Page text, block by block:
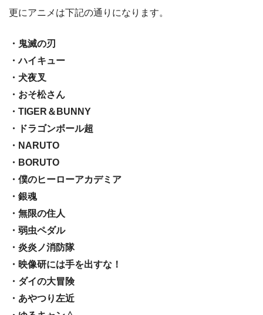
更にアニメは下記の通りになります。
・鬼滅の刃
・ハイキュー
・犬夜叉
・おそ松さん
・TIGER＆BUNNY
・ドラゴンボール超
・NARUTO
・BORUTO
・僕のヒーローアカデミア
・銀魂
・無限の住人
・弱虫ペダル
・炎炎ノ消防隊
・映像研には手を出すな！
・ダイの大冒険
・あやつり左近